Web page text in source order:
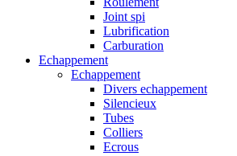
Joint spi
Lubrification
Carburation
Echappement
Echappement
Divers echappement
Silencieux
Tubes
Colliers
Ecrous